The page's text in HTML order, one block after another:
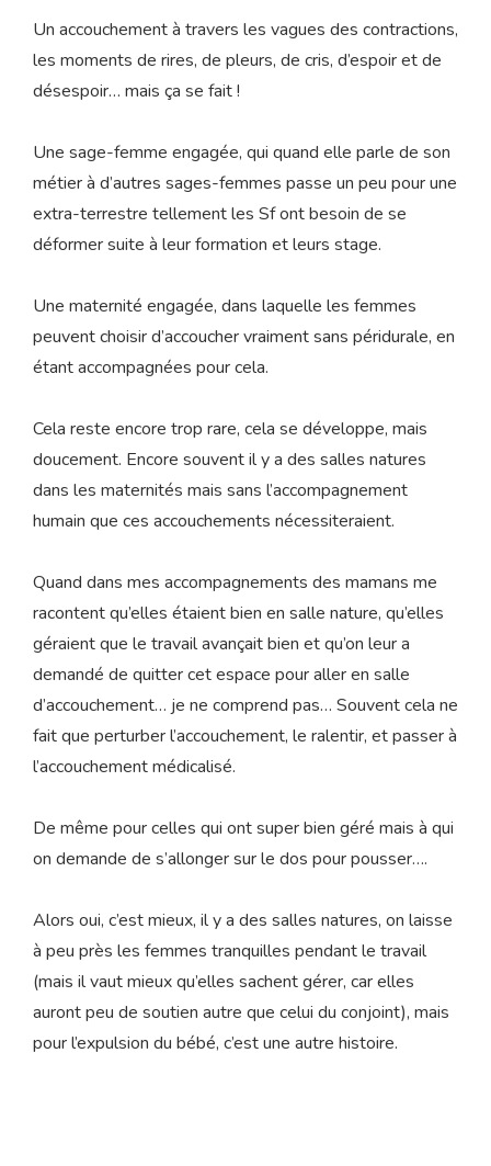
Un accouchement à travers les vagues des contractions,
les moments de rires, de pleurs, de cris, d’espoir et de
désespoir… mais ça se fait !
Une sage-femme engagée, qui quand elle parle de son
métier à d’autres sages-femmes passe un peu pour une
extra-terrestre tellement les Sf ont besoin de se
déformer suite à leur formation et leurs stage.
Une maternité engagée, dans laquelle les femmes
peuvent choisir d’accoucher vraiment sans péridurale, en
étant accompagnées pour cela.
Cela reste encore trop rare, cela se développe, mais
doucement. Encore souvent il y a des salles natures
dans les maternités mais sans l’accompagnement
humain que ces accouchements nécessiteraient.
Quand dans mes accompagnements des mamans me
racontent qu’elles étaient bien en salle nature, qu’elles
géraient que le travail avançait bien et qu’on leur a
demandé de quitter cet espace pour aller en salle
d’accouchement… je ne comprend pas… Souvent cela ne
fait que perturber l’accouchement, le ralentir, et passer à
l’accouchement médicalisé.
De même pour celles qui ont super bien géré mais à qui
on demande de s’allonger sur le dos pour pousser….
Alors oui, c’est mieux, il y a des salles natures, on laisse
à peu près les femmes tranquilles pendant le travail
(mais il vaut mieux qu’elles sachent gérer, car elles
auront peu de soutien autre que celui du conjoint), mais
pour l’expulsion du bébé, c’est une autre histoire.